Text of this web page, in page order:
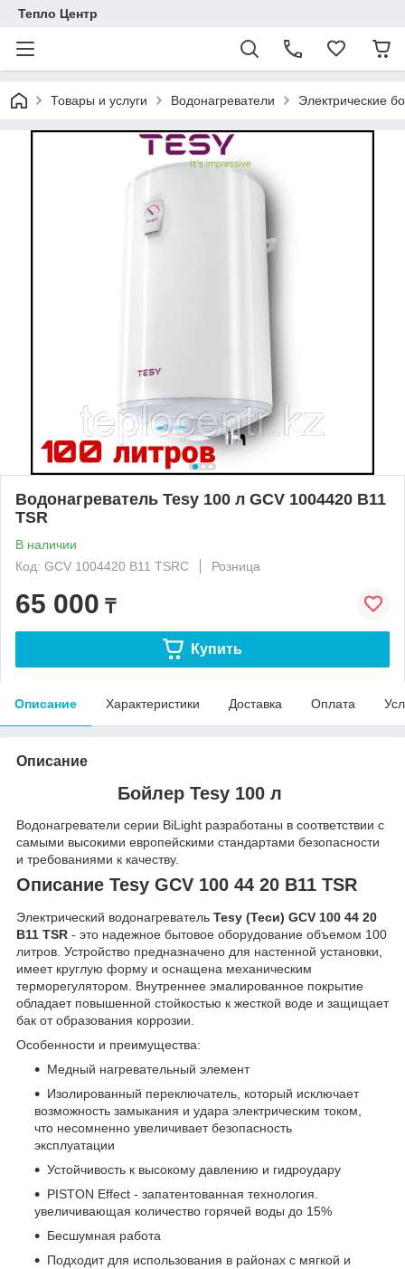
Тепло Центр
Товары и услуги Водонагреватели Электрические
Водонагреватель Tesy 100 л GCV 1004420 B11
TSR
В наличии
Код: GCV 1004420 B11 TSRC
Розница
65 000 ₸
Купить
Описание Характеристики Доставка Оплата
Описание
Бойлер Tesy 100 л
Водонагреватели серии BiLight разработаны в соответствии с
самыми высокими европейскими стандартами безопасности
и требованиями к качеству.
Описание Tesy GCV 100 44 20 B11 TSR
Электрический водонагреватель Tesy (Теси) GCV 100 44 20
B11 TSR - это надежное бытовое оборудование объемом 100
литров. Устройство предназначено для настенной установки,
имеет круглую форму и оснащена механическим
терморегулятором. Внутреннее эмалированное покрытие
обладает повышенной стойкостью к жесткой воде и защищает
бак от образования коррозии.
Особенности и преимущества:
Медный нагревательный элемент
Изолированный переключатель, который исключает
возможность замыкания и удара электрическим током,
что несомненно увеличивает безопасность
эксплуатации
Устойчивость к высокому давлению и гидроудару
PISTON Effect - запатентованная технология.
увеличивающая количество горячей воды до 15%
Бесшумная работа
Подходит для использования в районах с мягкой и